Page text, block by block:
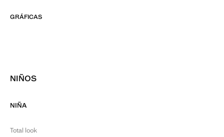
GRÁFICAS
NIÑOS
NIÑA
Total look